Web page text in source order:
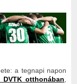
a tegnapi napon
otthonában